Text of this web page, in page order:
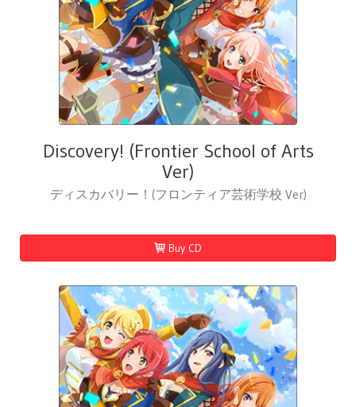
Discovery! (Frontier School of Arts
Ver)
ディスカバリー！(フロンティア芸術学校 Ver)
Buy CD